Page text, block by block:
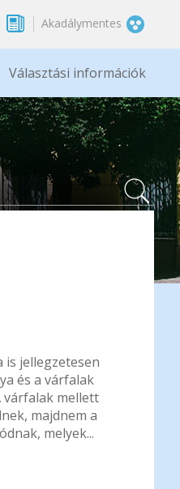
Akadálymentes
Választási információk
is jellegzetesen
és a várfalak
várfalak mellett
majdnem a
melyek...